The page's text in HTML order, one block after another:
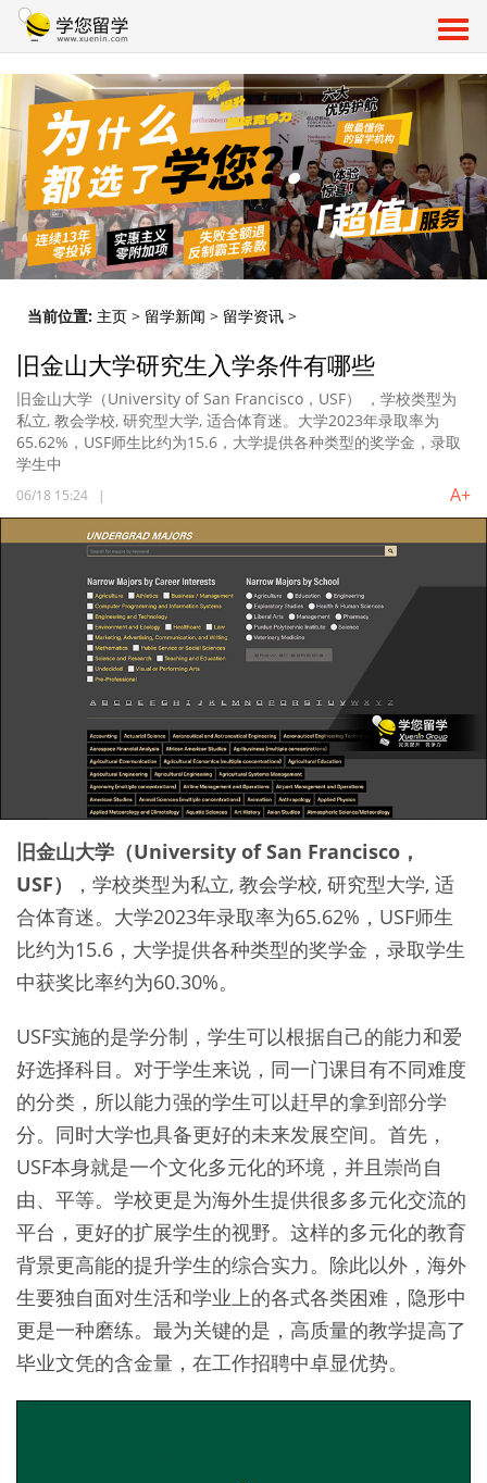
当前位置: 主页 > 留学新闻 > 留学资讯 >
旧金山大学研究生入学条件有哪些
旧金山大学（University of San Francisco，USF） ，学校类型为
私立, 教会学校, 研究型大学, 适合体育迷。大学2023年录取率为
65.62%，USF师生比约为15.6，大学提供各种类型的奖学金，录取
学生中
06/18 15:24 | A+
旧金山大学（University of San Francisco，
USF）
，学校类型为私立, 教会学校, 研究型大学, 适
合体育迷。大学2023年录取率为65.62%，USF师生
比约为15.6，大学提供各种类型的奖学金，录取学生
中获奖比率约为60.30%。
USF实施的是学分制，学生可以根据自己的能力和爱
好选择科目。对于学生来说，同一门课目有不同难度
的分类，所以能力强的学生可以赶早的拿到部分学
分。同时大学也具备更好的未来发展空间。首先，
USF本身就是一个文化多元化的环境，并且崇尚自
由、平等。学校更是为海外生提供很多多元化交流的
平台，更好的扩展学生的视野。这样的多元化的教育
背景更高能的提升学生的综合实力。除此以外，海外
生要独自面对生活和学业上的各式各类困难，隐形中
更是一种磨练。最为关键的是，高质量的教学提高了
毕业文凭的含金量，在工作招聘中卓显优势。